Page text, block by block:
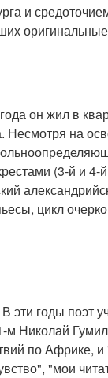
и
он жил в
Несмотря на
(3-й и
цикл
годы поэт
м Николай
по Африке,
"мои